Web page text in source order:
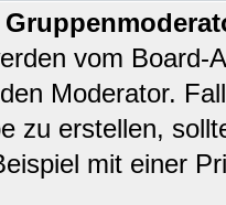
vom Board-
Moderator.
zu erstellen,
mit einer